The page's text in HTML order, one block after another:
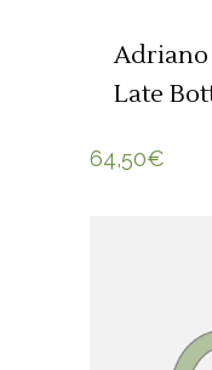
Adriano
Late
64,50€